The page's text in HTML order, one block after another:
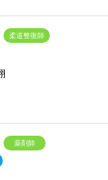
柔道整復師
薬剤師